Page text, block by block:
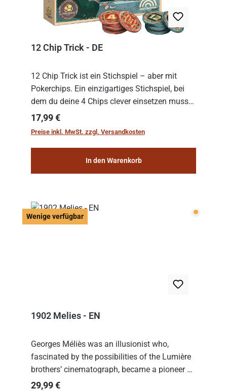
12 Chip Trick - DE
12 Chip Trick ist ein Stichspiel – aber mit
Pokerchips. Ein einzigartiges Stichspiel, bei
dem du deine 4 Chips clever einsetzen musst.
Wer die Chips mit dem höchsten Gesamtwert
hat, gewinnt die Runde. Aber Vorsicht: D...
Regulärer Preis:
17,99 €
Preise inkl. MwSt. zzgl. Versandkosten
In den Warenkorb
Wenige verfügbar Wenige
1902 Melies - EN
Georges Méliès was an illusionist who,
fascinated by the possibilities of the Lumière
brothers’ cinematograph, became a pioneer of
cinema. In 1902, he filmed his most famous
Regulärer Preis:
29,99 €